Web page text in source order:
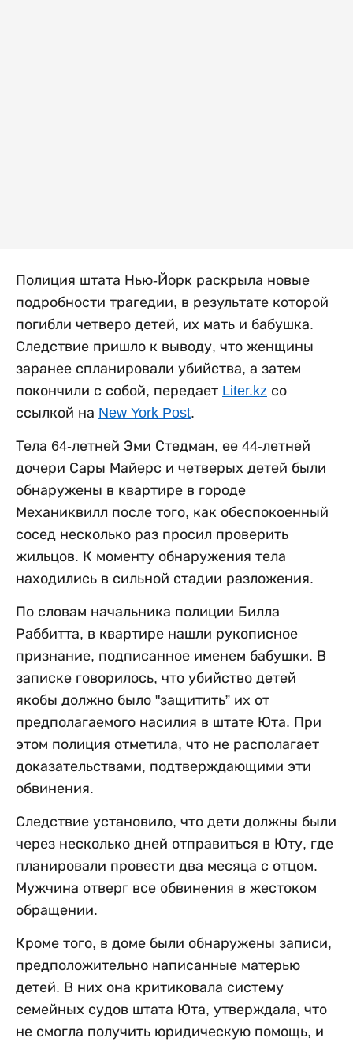
Полиция штата Нью-Йорк раскрыла новые
подробности трагедии, в результате которой
погибли четверо детей, их мать и бабушка.
Следствие пришло к выводу, что женщины
заранее спланировали убийства, а затем
покончили с собой, передает Liter.kz со
ссылкой на New York Post.
Тела 64-летней Эми Стедман, ее 44-летней
дочери Сары Майерс и четверых детей были
обнаружены в квартире в городе
Механиквилл после того, как обеспокоенный
сосед несколько раз просил проверить
жильцов. К моменту обнаружения тела
находились в сильной стадии разложения.
По словам начальника полиции Билла
Раббитта, в квартире нашли рукописное
признание, подписанное именем бабушки. В
записке говорилось, что убийство детей
якобы должно было "защитить” их от
предполагаемого насилия в штате Юта. При
этом полиция отметила, что не располагает
доказательствами, подтверждающими эти
обвинения.
Следствие установило, что дети должны были
через несколько дней отправиться в Юту, где
планировали провести два месяца с отцом.
Мужчина отверг все обвинения в жестоком
обращении.
Кроме того, в доме были обнаружены записи,
предположительно написанные матерью
детей. В них она критиковала систему
семейных судов штата Юта, утверждала, что
не смогла получить юридическую помощь, и